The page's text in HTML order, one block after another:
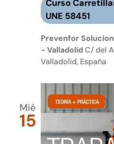
Curso
UNE 58451
Prevenfor
- ValladolidC/ del
Valladolid, España
Mié
15